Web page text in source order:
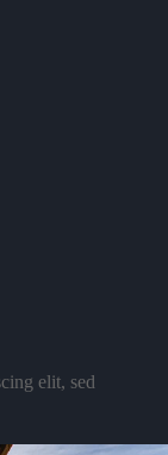
elit, sed